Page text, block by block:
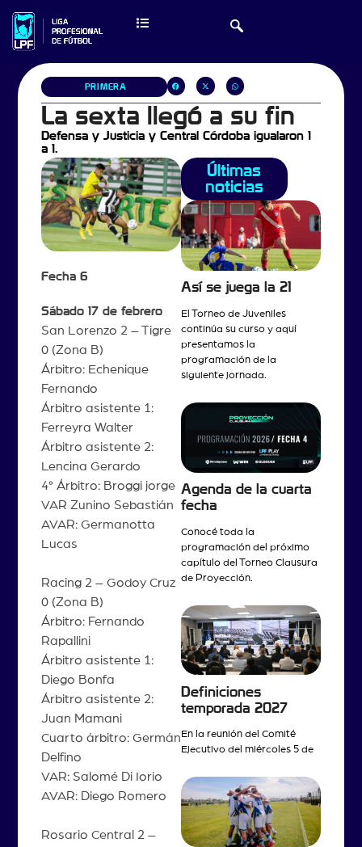
PRIMERA
La sexta llegó a su fin
Defensa y Justicia y Central Córdoba igualaron 1
a 1.
Fecha 6
Sábado 17 de febrero
San Lorenzo 2 – Tigre
0 (Zona B)
Árbitro: Echenique
Fernando
Árbitro asistente 1:
Ferreyra Walter
Árbitro asistente 2:
Lencina Gerardo
4° Árbitro: Broggi jorge
VAR Zunino Sebastián
AVAR: Germanotta
Lucas
Racing 2 – Godoy Cruz
0 (Zona B)
Árbitro: Fernando
Rapallini
Árbitro asistente 1:
Diego Bonfa
Árbitro asistente 2:
Juan Mamani
Cuarto árbitro: Germán
Delfino
VAR: Salomé Di Iorio
AVAR: Diego Romero
Rosario Central 2 –
Últimas
noticias
Así se juega la 21
El Torneo de Juveniles
continúa su curso y aquí
presentamos la
programación de la
siguiente jornada.
Agenda de la cuarta
fecha
Conocé toda la
programación del próximo
capítulo del Torneo Clausura
de Proyección.
Definiciones
temporada 2027
En la reunión del Comité
Ejecutivo del miércoles 5 de